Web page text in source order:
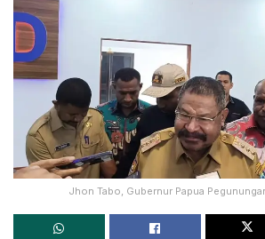
Jhon Tabo, Gubernur Papua